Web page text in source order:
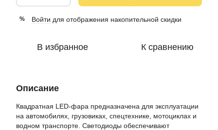
% Войти для отображения накопительной скидки
В избранное К сравнению
Описание
Квадратная LED-фара предназначена для эксплуатации
на автомобилях, грузовиках, спецтехнике, мотоциклах и
водном транспорте. Светодиоды обеспечивают